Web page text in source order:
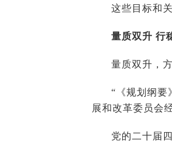
这些目标和
量质双升 行
量质双升，
“《规划纲要
展和改革委员会
党的二十届